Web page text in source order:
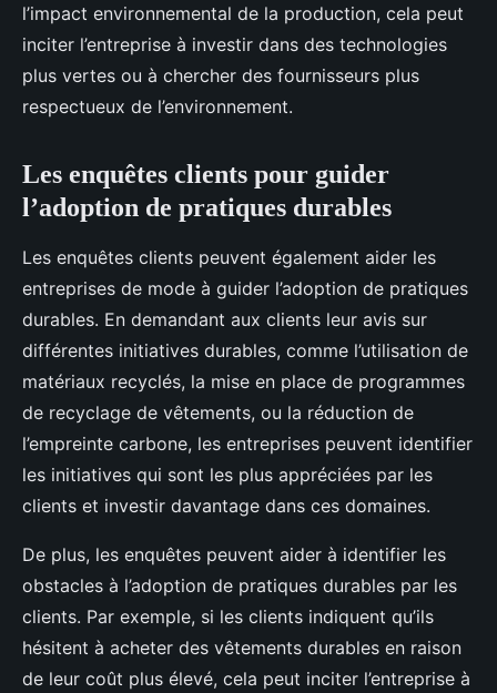
l’impact environnemental de la production, cela peut
inciter l’entreprise à investir dans des technologies
plus vertes ou à chercher des fournisseurs plus
respectueux de l’environnement.
Les enquêtes clients pour guider
l’adoption de pratiques durables
Les enquêtes clients peuvent également aider les
entreprises de mode à guider l’adoption de pratiques
durables. En demandant aux clients leur avis sur
différentes initiatives durables, comme l’utilisation de
matériaux recyclés, la mise en place de programmes
de recyclage de vêtements, ou la réduction de
l’empreinte carbone, les entreprises peuvent identifier
les initiatives qui sont les plus appréciées par les
clients et investir davantage dans ces domaines.
De plus, les enquêtes peuvent aider à identifier les
obstacles à l’adoption de pratiques durables par les
clients. Par exemple, si les clients indiquent qu’ils
hésitent à acheter des vêtements durables en raison
de leur coût plus élevé, cela peut inciter l’entreprise à